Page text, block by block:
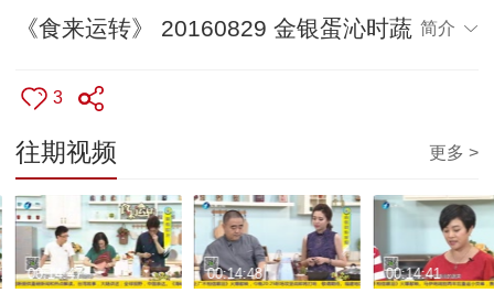
《食来运转》 20160829 金银蛋沁时蔬 简介
3
往期视频 更多 >
00:14:47 00:14:48 00:14:41